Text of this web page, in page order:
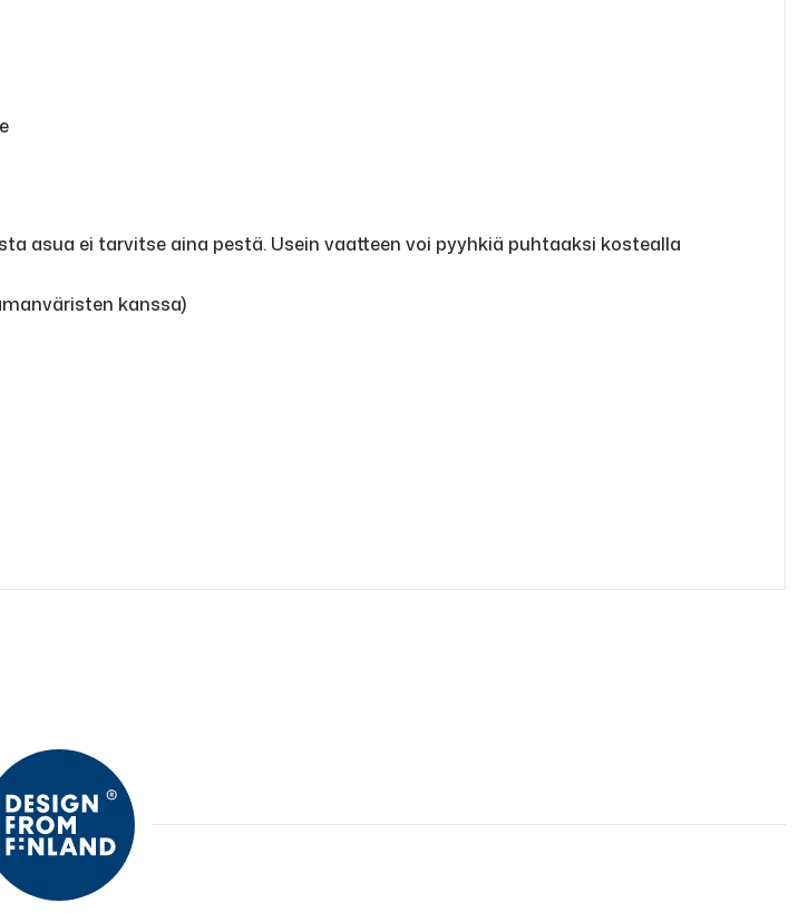
asua ei tarvitse aina pestä. Usein vaatteen voi pyyhkiä puhtaaksi kostealla
kanssa)